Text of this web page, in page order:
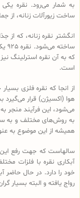
به شمار می‌رود. نقره
ساخت زیورآلات زنانه، از
که به آن نقره استرلینگ
است.
از انجا که نقره فلزی
هوا (اکسیژن) قرار می‌گیرد
می‌شود، این فرآیند منجر
به روش‌های مختلف و به
همیشه از این موضوع به
سالهاست که جهت رفع این
آبکاری نقره با فلزات
خود را دارد. در حال حاضر
رواج یافته و البته بسیار